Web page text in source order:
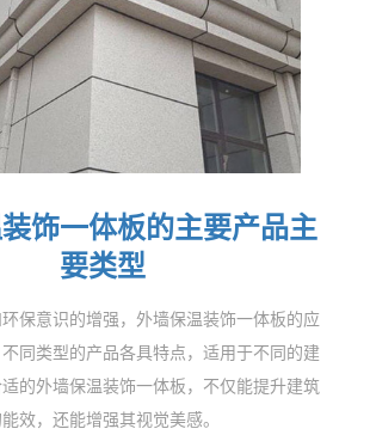
饰一体板的主要产品主
要类型
保意识的增强，外墙保温装饰一体板的应
同类型的产品各具特点，适用于不同的建
的外墙保温装饰一体板，不仅能提升建筑
效，还能增强其视觉美感。